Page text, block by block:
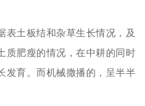
表土板结和杂草生长情况，及
质肥瘦的情况，在中耕的同时
发育。而机械撒播的，呈半半